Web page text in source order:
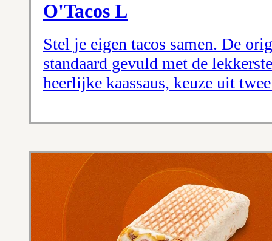
O'Tacos L
Stel je eigen tacos samen. De
standaard gevuld met de
heerlijke kaassaus, keuze uit